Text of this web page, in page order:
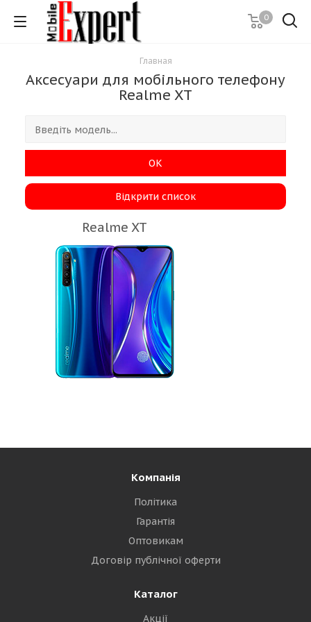
0
Главная
Аксесуари для мобільного телефону
Realme XT
ОК
Відкрити список
Realme XT
Компанія
Політика
Гарантія
Оптовикам
Договір публічної оферти
Каталог
Акції